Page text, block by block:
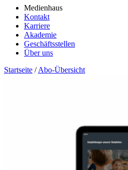
Medienhaus
Kontakt
Karriere
Akademie
Geschäftsstellen
Über uns
Startseite /Abo-Übersicht